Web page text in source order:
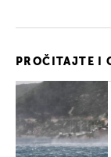
PROČITAJTE I